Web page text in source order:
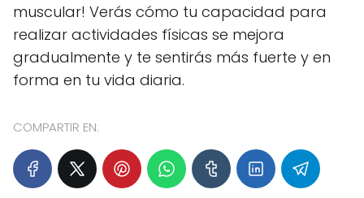
muscular! Verás cómo tu capacidad para
realizar actividades físicas se mejora
gradualmente y te sentirás más fuerte y en
forma en tu vida diaria.
COMPARTIR EN: